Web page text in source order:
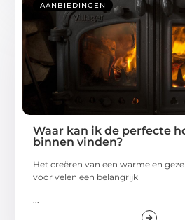
AANBIEDINGEN
Waar kan ik de perfecte
binnen vinden?
Het creëren van een warme en
voor velen een belangrijk